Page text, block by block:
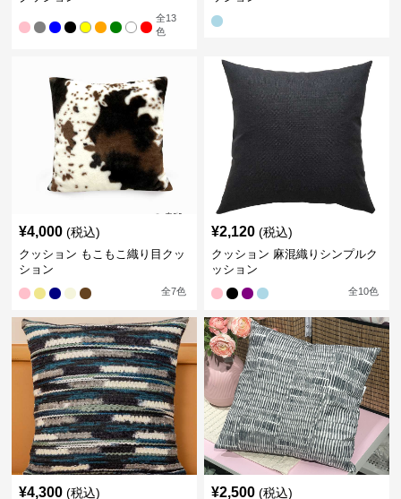
全13
色
¥4,000 (税込)
クッション もこもこ織り目クッ
ション
全7色
¥2,120 (税込)
クッション 麻混織りシンプルク
ッション
全10色
¥4,300 (税込) ¥2,500 (税込)